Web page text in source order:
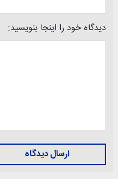
دیدگاه خود را اینجا بنویسید:
ارسال دیدگاه